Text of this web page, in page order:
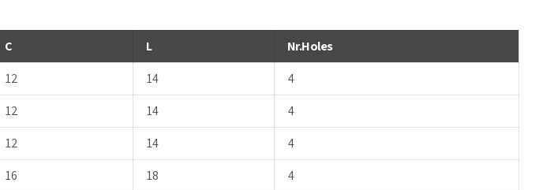
C L
Nr.Holes
12 14
4
12 14
4
12 14
4
16 18
4